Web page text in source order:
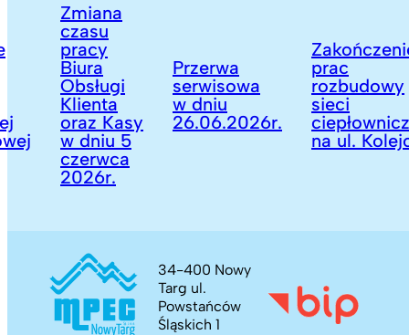
Zmiana
czasu
pracy
Biura
Obsługi
Klienta
oraz Kasy
w dniu 5
czerwca
2026r.
Przerwa
serwisowa
w dniu
26.06.2026r.
Zakończenie
prac
rozbudowy
sieci
ciepłowniczej
na ul.
34-400 Nowy
Targ ul.
Powstańców
Śląskich 1